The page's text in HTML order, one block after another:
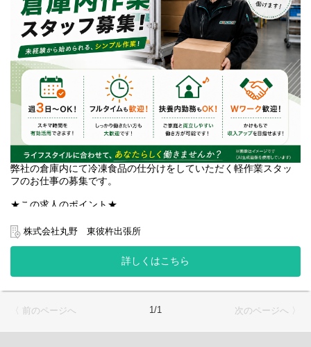
弊社の倉庫内にて冷凍食品の仕分けをしていただく軽作業スタッ
フのお仕事の募集です。
★この求人のポイント★
・Wワーク、扶養内勤務大歓迎です！
・社員登用制度あり！
*入社時期、調整いたします！
すぐにでもお仕事を始めたい方、在職中で入社時期を相談したい
方、ご家族と相談してじっくり決めたい方…ご遠慮なくお申し付
けください！ベストなタイミングでご面接、ご入社できるよう調
整いたします。
株式会社丸野 東彼杵出張所
詳しくはこちら
〈 前のページへ 1/1 次のページへ 〉